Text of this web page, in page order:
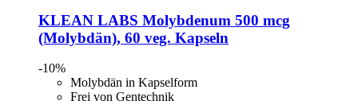
KLEAN LABS Molybdenum 500 mcg
(Molybdän), 60 veg. Kapseln
-10%
Molybdän in Kapselform
Frei von Gentechnik